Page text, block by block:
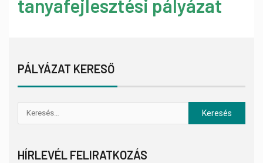
tanyafejlesztési pályázat
PÁLYÁZAT KERESŐ
HÍRLEVÉL FELIRATKOZÁS